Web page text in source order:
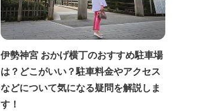
伊勢神宮 おかげ横丁のおすすめ駐車場
は？どこがいい？駐車料金やアクセス
などについて気になる疑問を解説しま
す！